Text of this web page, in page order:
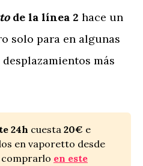
de la línea 2 hace un
solo para en algunas
más
24h cuesta 20€ e
en vaporetto desde
comprarlo en este